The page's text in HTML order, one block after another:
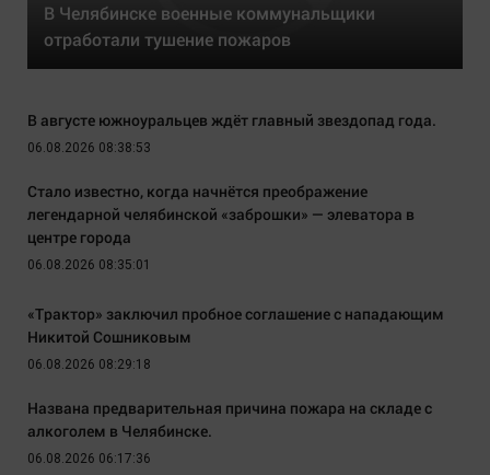
В Челябинске военные коммунальщики
отработали тушение пожаров
В августе южноуральцев ждёт главный звездопад года.
06.08.2026 08:38:53
Стало известно, когда начнётся преображение
легендарной челябинской «заброшки» — элеватора в
центре города
06.08.2026 08:35:01
«Трактор» заключил пробное соглашение с нападающим
Никитой Сошниковым
06.08.2026 08:29:18
Названа предварительная причина пожара на складе с
алкоголем в Челябинске.
06.08.2026 06:17:36